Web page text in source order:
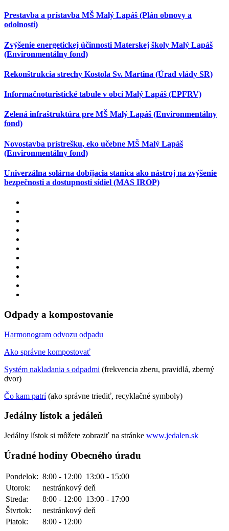
Prestavba a prístavba MŠ Malý Lapáš (Plán obnovy a
odolnosti)
Zvýšenie energetickej účinnosti Materskej školy Malý Lapáš
(Environmentálny fond)
Rekonštrukcia strechy Kostola Sv. Martina (Úrad vlády SR)
Informačnoturistické tabule v obci Malý Lapáš (EPFRV)
Zelená infraštruktúra pre MŠ Malý Lapáš (Environmentálny
fond)
Novostavba prístrešku, eko učebne MŠ Malý Lapáš
(Environmentálny fond)
Univerzálna solárna dobíjacia stanica ako nástroj na zvýšenie
bezpečnosti a dostupnosti sídiel (MAS IROP)
Odpady a kompostovanie
Harmonogram odvozu odpadu
Ako správne kompostovať
Systém nakladania s odpadmi (frekvencia zberu, pravidlá, zberný
dvor)
Čo kam patrí(ako správne triediť, recyklačné symboly)
Jedálny lístok a jedáleň
Jedálny lístok si môžete zobraziť na stránke www.jedalen.sk
Úradné hodiny Obecného úradu
Pondelok: 8:00 - 12:00 13:00 - 15:00
Utorok:
nestránkový deň
Streda:
8:00 - 12:00 13:00 - 17:00
Štvrtok:
nestránkový deň
Piatok:
8:00 - 12:00